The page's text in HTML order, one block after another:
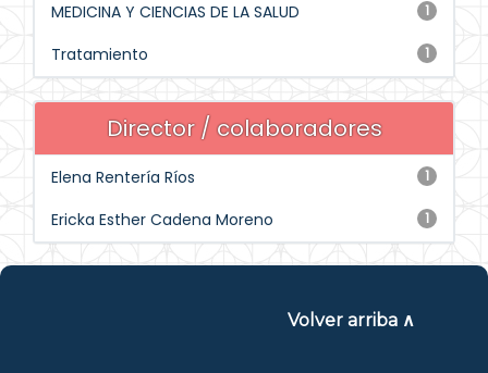
1
MEDICINA Y CIENCIAS DE LA SALUD
1
Tratamiento
Director / colaboradores
1
Elena Rentería Ríos
1
Ericka Esther Cadena Moreno
Volver arriba ∧